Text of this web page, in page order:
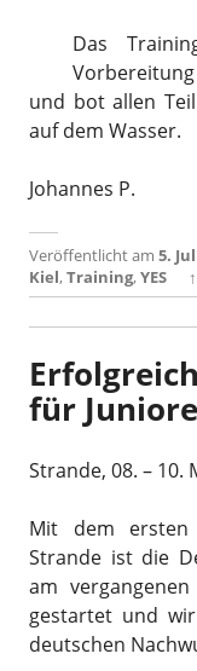
Das
und bot allen
auf dem Wasser.
Johannes P.
Veröffentlicht am 5.
Kiel,Training,YES
für
Strande, 08. – 10.
Mit dem ersten
Strande ist die
am
gestartet und
deutschen